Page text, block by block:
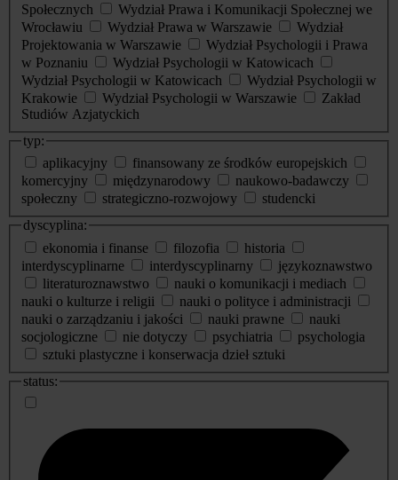
Społecznych
Wydział Prawa i Komunikacji Społecznej we
Wrocławiu
Wydział Prawa w Warszawie
Wydział
Projektowania w Warszawie
Wydział Psychologii i Prawa
w Poznaniu
Wydział Psychologii w Katowicach
Wydział Psychologii w Katowicach
Wydział Psychologii w
Krakowie
Wydział Psychologii w Warszawie
Zakład
Studiów Azjatyckich
typ:
aplikacyjny
finansowany ze środków europejskich
komercyjny
międzynarodowy
naukowo-badawczy
społeczny
strategiczno-rozwojowy
studencki
dyscyplina:
ekonomia i finanse
filozofia
historia
interdyscyplinarne
interdyscyplinarny
językoznawstwo
literaturoznawstwo
nauki o komunikacji i mediach
nauki o kulturze i religii
nauki o polityce i administracji
nauki o zarządzaniu i jakości
nauki prawne
nauki
socjologiczne
nie dotyczy psychiatria
psychologia
sztuki plastyczne i konserwacja dzieł sztuki
status: